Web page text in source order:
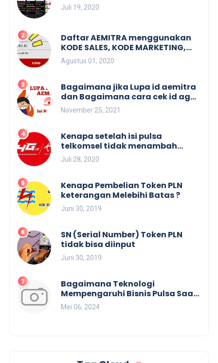
Juli 19, 2020
Daftar AEMITRA menggunakan
KODE SALES, KODE MARKETING,
KODE REFFERAL. Dan membuat
KODE SALES.
Agustus 01, 2020
Bagaimana jika Lupa id aemitra
dan Bagaimana cara cek id agen
aemitra
November 25, 2021
Kenapa setelah isi pulsa
telkomsel tidak menambah
masa aktif
Juli 28, 2020
Kenapa Pembelian Token PLN
keterangan Melebihi Batas ?
Juni 30, 2019
SN (Serial Number) Token PLN
tidak bisa diinput
Juni 30, 2019
Bagaimana Teknologi
Mempengaruhi Bisnis Pulsa Saat
Ini?
Mei 06, 2024